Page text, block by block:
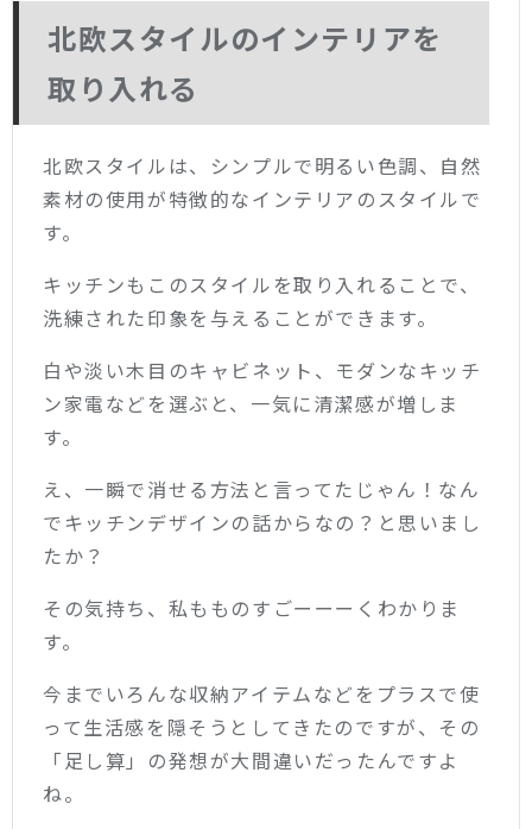
北欧スタイルのインテリアを
取り入れる
北欧スタイルは、シンプルで明るい色調、自然
素材の使用が特徴的なインテリアのスタイルで
す。
キッチンもこのスタイルを取り入れることで、
洗練された印象を与えることができます。
白や淡い木目のキャビネット、モダンなキッチ
ン家電などを選ぶと、一気に清潔感が増しま
す。
え、一瞬で消せる方法と言ってたじゃん！なん
でキッチンデザインの話からなの？と思いまし
たか？
その気持ち、私もものすごーーーくわかりま
す。
今までいろんな収納アイテムなどをプラスで使
って生活感を隠そうとしてきたのですが、その
「足し算」の発想が大間違いだったんですよ
ね。